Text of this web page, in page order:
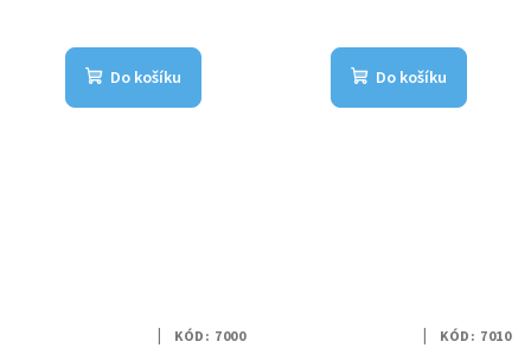
Do košíku Do košíku
KÓD: 7000 KÓD: 7010